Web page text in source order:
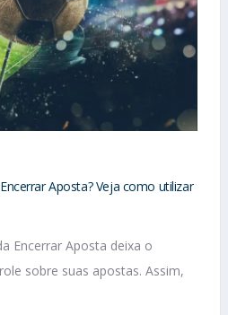
Aposta? Veja como utilizar
Encerrar Aposta deixa o
sobre suas apostas. Assim,